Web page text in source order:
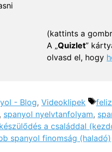
(kattints a
A „Quizlet”
olvasd el, hogy
- Blog, Videoklipek
, spanyol nyelvtanfolyam,
a családdal
spanyol finomság (haladó)